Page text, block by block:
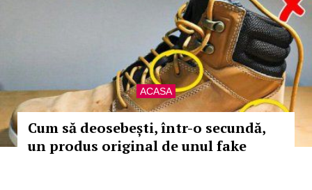
ACASA
Cum să deosebești, într-o secundă,
un produs original de unul fake